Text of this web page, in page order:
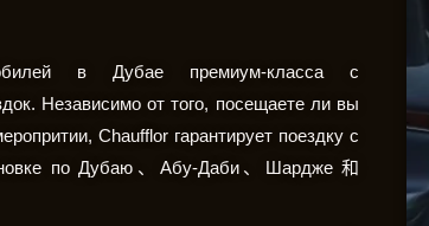
в Дубае премиум-класса с
Независимо от того, посещаете ли вы
Chaufflor гарантирует поездку с
по Дубаю、Абу-Даби、Шардже 和